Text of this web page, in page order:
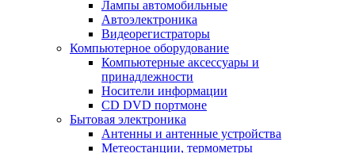
Лампы автомобильные
Автоэлектроника
Видеорегистраторы
Компьютерное оборудование
Компьютерные аксессуары и
принадлежности
Носители информации
CD DVD портмоне
Бытовая электроника
Антенны и антенные устройства
Метеостанции, термометры